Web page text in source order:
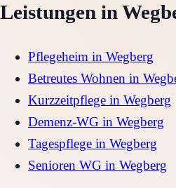
Leistungen in
Pflegeheim in Wegberg
Betreutes Wohnen in
Kurzzeitpflege in Wegberg
Demenz-WG in Wegberg
Tagespflege in Wegberg
Senioren WG in Wegberg